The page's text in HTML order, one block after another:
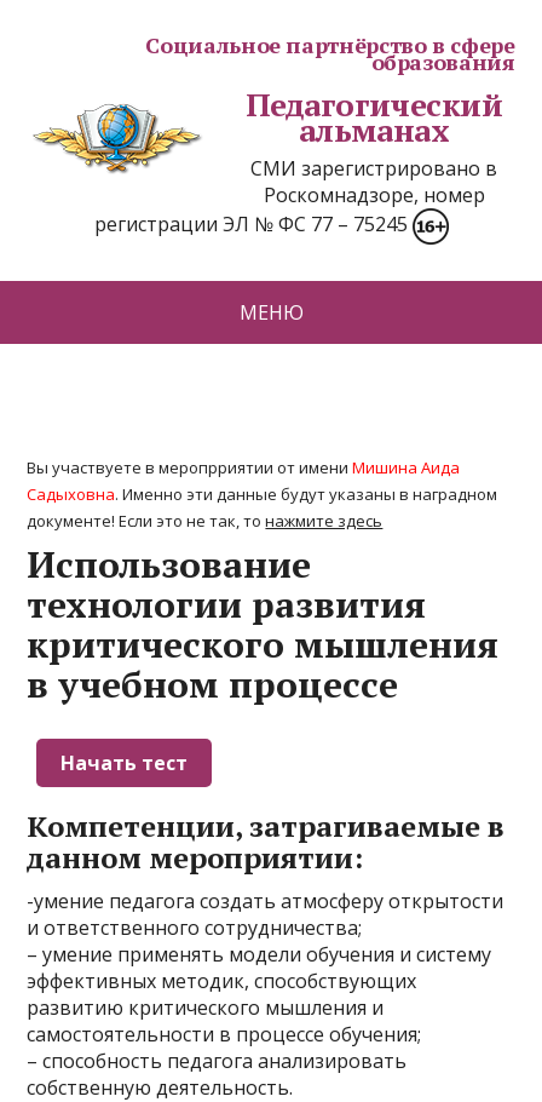
Социальное партнёрство в сфере
образования
Педагогический
альманах
СМИ зарегистрировано в
Роскомнадзоре, номер
регистрации ЭЛ № ФС 77 – 75245
МЕНЮ
Вы участвуете в меропрриятии от имениМишина Аида
Садыховна. Именно эти данные будут указаны в наградном
документе! Если это не так, тонажмите здесь
Использование
технологии развития
критического мышления
в учебном процессе
Компетенции, затрагиваемые в
данном мероприятии:
-умение педагога создать атмосферу открытости
и ответственного сотрудничества;
– умение применять модели обучения и систему
эффективных методик, способствующих
развитию критического мышления и
самостоятельности в процессе обучения;
– способность педагога анализировать
собственную деятельность.